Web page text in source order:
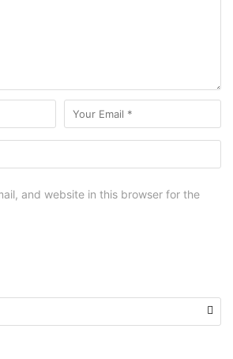
and website in this browser for the